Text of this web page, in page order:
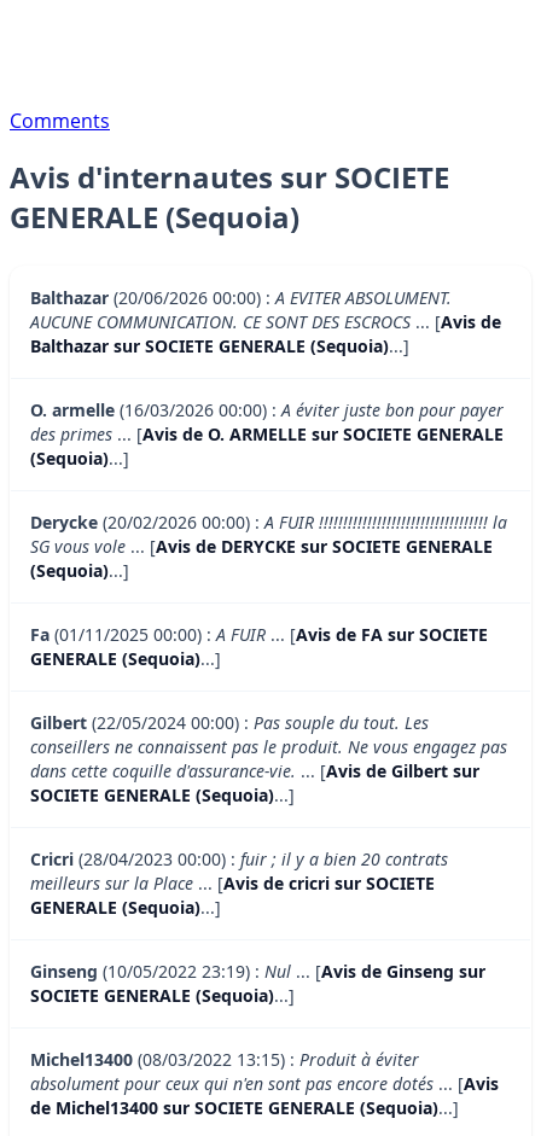
Comments
Avis d'internautes sur SOCIETE
GENERALE (Sequoia)
Balthazar (20/06/2026 00:00) :A EVITER ABSOLUMENT.
AUCUNE COMMUNICATION. CE SONT DES ESCROCS ... [Avis de
Balthazar sur SOCIETE GENERALE (Sequoia)...]
O. armelle (16/03/2026 00:00) :A éviter juste bon pour payer
des primes ... [Avis de O. ARMELLE sur SOCIETE GENERALE
(Sequoia)...]
Derycke (20/02/2026 00:00) :A FUIR !!!!!!!!!!!!!!!!!!!!!!!!!!!!!!!!!!! la
SG vous vole ... [Avis de DERYCKE sur SOCIETE GENERALE
(Sequoia)...]
Fa (01/11/2025 00:00) :A FUIR ... [Avis de FA sur SOCIETE
GENERALE (Sequoia)...]
Gilbert (22/05/2024 00:00) : Pas souple du tout. Les
conseillers ne connaissent pas le produit. Ne vous engagez pas
dans cette coquille d'assurance-vie. ... [Avis de Gilbert sur
SOCIETE GENERALE (Sequoia)...]
Cricri (28/04/2023 00:00) : fuir ; il y a bien 20 contrats
meilleurs sur la Place ... [Avis de cricri sur SOCIETE
GENERALE (Sequoia)...]
Ginseng (10/05/2022 23:19) : Nul ... [Avis de Ginseng sur
SOCIETE GENERALE (Sequoia)...]
Michel13400 (08/03/2022 13:15) : Produit à éviter
absolument pour ceux qui n'en sont pas encore dotés ... [Avis
de Michel13400 sur SOCIETE GENERALE (Sequoia)...]